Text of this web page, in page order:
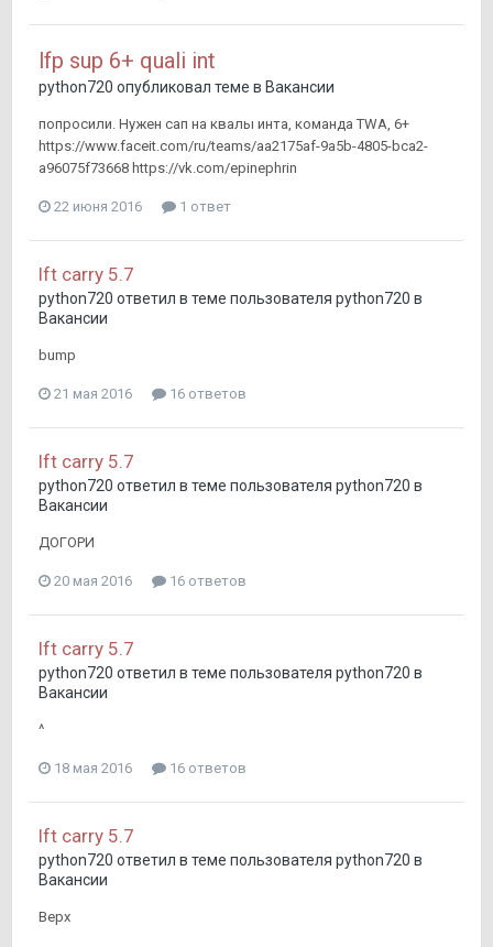
lfp sup 6+ quali int
python720 опубликовал теме в Вакансии
попросили. Нужен сап на квалы инта, команда TWA, 6+
https://www.faceit.com/ru/teams/aa2175af-9a5b-4805-bca2-
a96075f73668 https://vk.com/epinephrin
22 июня 2016 1 ответ
lft carry 5.7
python720 ответил в теме пользователя python720 в
Вакансии
bump
21 мая 2016 16 ответов
lft carry 5.7
python720 ответил в теме пользователя python720 в
Вакансии
ДОГОРИ
20 мая 2016 16 ответов
lft carry 5.7
python720 ответил в теме пользователя python720 в
Вакансии
^
18 мая 2016 16 ответов
lft carry 5.7
python720 ответил в теме пользователя python720 в
Вакансии
Верх